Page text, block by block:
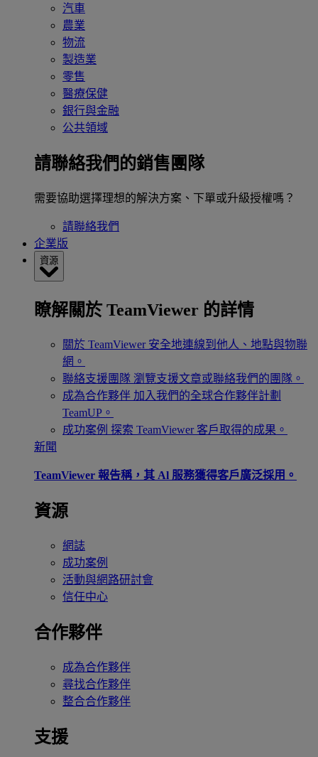
汽車
農業
物流
製造業
零售
醫療保健
銀行與金融
公共領域
請聯絡我們的銷售團隊
需要協助選擇理想的解決方案、下單或升級授權嗎？
請聯絡我們
企業版
資源
瞭解關於 TeamViewer 的詳情
關於 TeamViewer 安全地連線到他人、地點與物聯
網。
聯絡支援團隊 瀏覽支援文章或聯絡我們的團隊。
成為合作夥伴 加入我們的全球合作夥伴計劃
TeamUP。
成功案例 探索 TeamViewer 客戶取得的成果。
新聞
TeamViewer 報告稱，其 Al 服務獲得客戶廣泛採用。
資源
網誌
成功案例
活動與網路研討會
信任中心
合作夥伴
成為合作夥伴
尋找合作夥伴
整合合作夥伴
支援